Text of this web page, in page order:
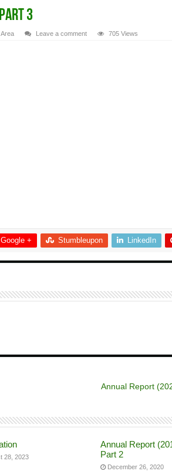
3
Leave a comment 705 Views
Google + Stumbleupon LinkedIn
Annual Report
28, 2023
Annual Report
Part 2
December 26, 2020